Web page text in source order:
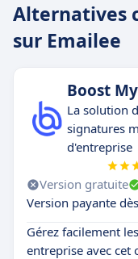
Alternatives
sur Emailee
Boost
La solution
signatures
d'entreprise
Version gratuite
Version payante dès
Gérez facilement
entreprise avec cet